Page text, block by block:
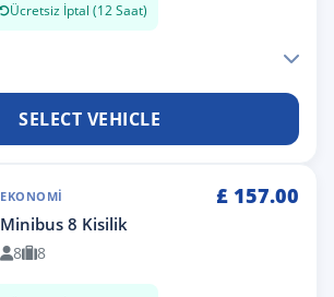
Ücretsiz İptal (12 Saat)
SELECT VEHICLE
EKONOMI £ 157.00
Minibus 8 Kisilik
8 8